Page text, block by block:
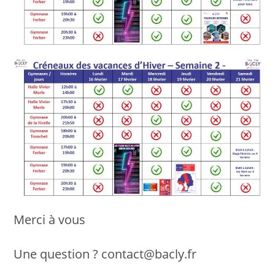
Merci à vous
Une question ? contact@bacly.fr